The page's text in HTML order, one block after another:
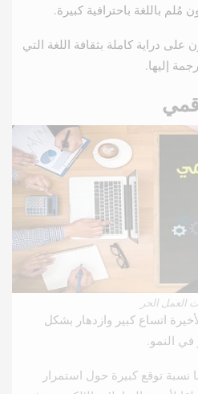
باللغة باحترافية كبيرة.
دراية كاملة بثقافة اللغة التي
إليها.
العمل الحر
اتساع كبير وازدهار بشكل
النمو.
نسبة توقع كبيرة حول استمرار